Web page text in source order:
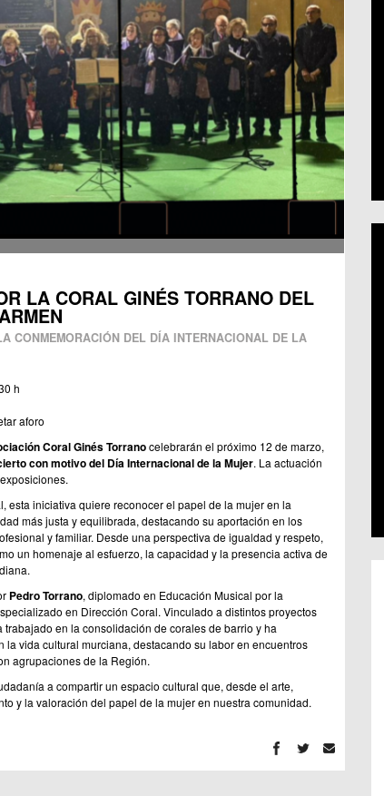
LA CORAL GINÉS TORRANO DEL
CONMEMORACIÓN DEL DÍA INTERNACIONAL DE LA
h
aforo
Coral Ginés Torranocelebrarán el próximo 12 de marzo,
con motivo del Día Internacional de la Mujer. La actuación
esta iniciativa quiere reconocer el papel de la mujer en la
más justa y equilibrada, destacando su aportación en los
y familiar. Desde una perspectiva de igualdad y respeto,
un homenaje al esfuerzo, la capacidad y la presencia activa de
Pedro Torrano, diplomado en Educación Musical por la
en Dirección Coral. Vinculado a distintos proyectos
trabajado en la consolidación de corales de barrio y ha
la vida cultural murciana, destacando su labor en encuentros
agrupaciones de la Región.
a compartir un espacio cultural que, desde el arte,
y la valoración del papel de la mujer en nuestra comunidad.